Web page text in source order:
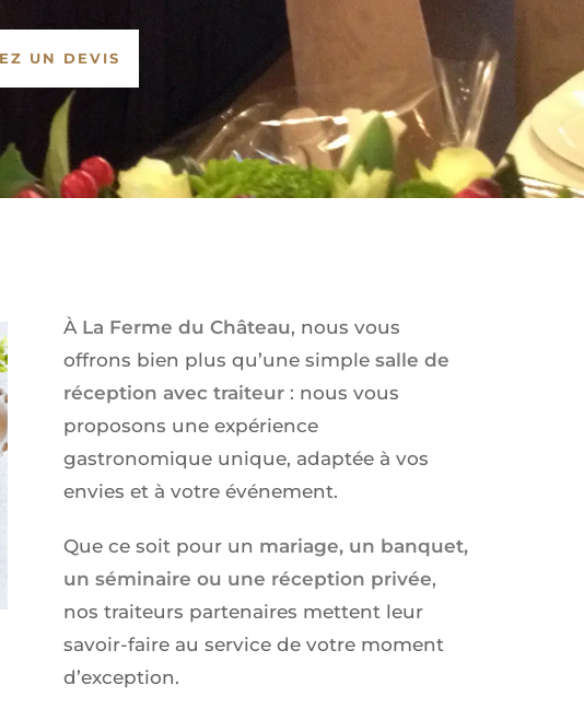
UN DEVIS
À La Ferme du Château, nous vous
offrons bien plus qu’une simple salle de
réception avec traiteur: nous vous
proposons une expérience
gastronomique unique, adaptée à vos
envies et à votre événement.
Que ce soit pour un mariage, un banquet,
un séminaire ou une réception privée,
nos traiteurs partenaires mettent leur
savoir-faire au service de votre moment
d’exception.